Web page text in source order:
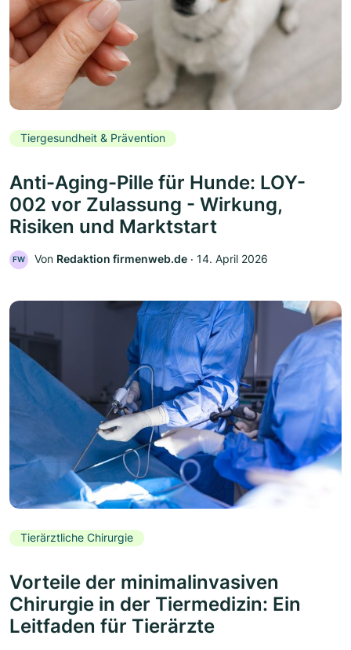
Tiergesundheit & Prävention
Anti-Aging-Pille für Hunde: LOY-
002 vor Zulassung - Wirkung,
Risiken und Marktstart
FW Von Redaktion firmenweb.de ‧ 14. April 2026
Tierärztliche Chirurgie
Vorteile der minimalinvasiven
Chirurgie in der Tiermedizin: Ein
Leitfaden für Tierärzte